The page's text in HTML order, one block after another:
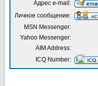
Адрес e-mail:
Личное сообщение:
MSN Messenger:
Yahoo Messenger:
AIM Address:
ICQ Number: